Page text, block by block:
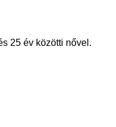
25 év közötti nővel.